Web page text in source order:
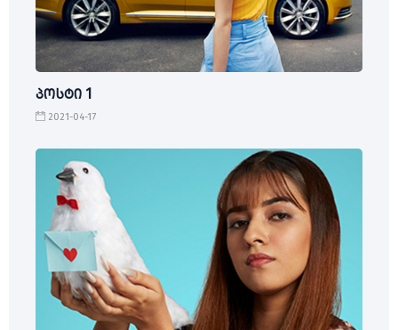
პოსტი 1
2021-04-17